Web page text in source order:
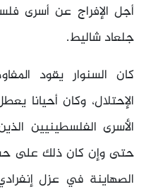
أجل الإفراج عن أسرى
جلعاد شاليط.
كان السنوار يقود
الإحتلال، وكان أحيانا
الأسرى الفلسطينيين
حتى وإن كان ذلك على
الصهاينة في عزل